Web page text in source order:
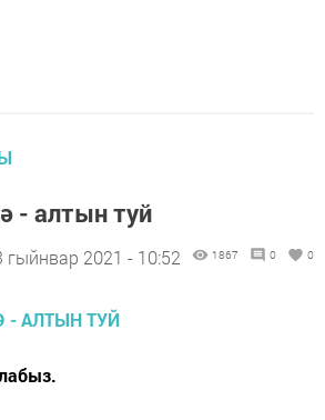
- алтын туй
гыйнвар 2021 - 10:52 1867 0 0